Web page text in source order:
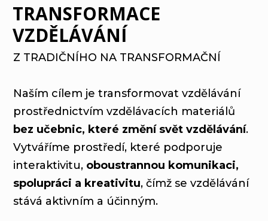
TRANSFORMACE
VZDĚLÁVÁNÍ
Z TRADIČNÍHO NA TRANSFORMAČNÍ
Naším cílem je transformovat vzdělávání
prostřednictvím vzdělávacích materiálů
bez učebnic, které změní svět vzdělávání.
Vytváříme prostředí, které podporuje
interaktivitu, oboustrannou komunikaci,
spolupráci a kreativitu, čímž se vzdělávání
stává aktivním a účinným.